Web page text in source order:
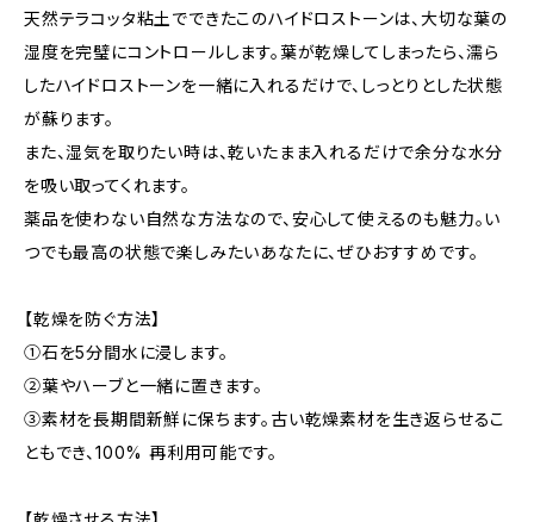
天然テラコッタ粘土でできたこのハイドロストーンは、大切な葉の
湿度を完璧にコントロールします。葉が乾燥してしまったら、濡ら
したハイドロストーンを一緒に入れるだけで、しっとりとした状態
が蘇ります。
また、湿気を取りたい時は、乾いたまま入れるだけで余分な水分
を吸い取ってくれます。
薬品を使わない自然な方法なので、安心して使えるのも魅力。い
つでも最高の状態で楽しみたいあなたに、ぜひおすすめです。
【乾燥を防ぐ方法】
①石を5分間水に浸します。
②葉やハーブと一緒に置きます。
③素材を長期間新鮮に保ちます。古い乾燥素材を生き返らせるこ
ともでき、100% 再利用可能です。